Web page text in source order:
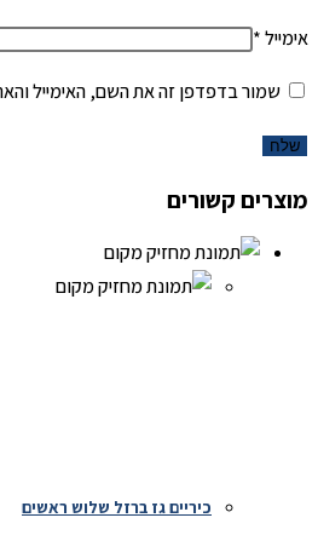
אימייל*
שמור בדפדפן זה את השם, האימייל
מוצרים קשורים
כיריים גז ברזל שלוש ראשים